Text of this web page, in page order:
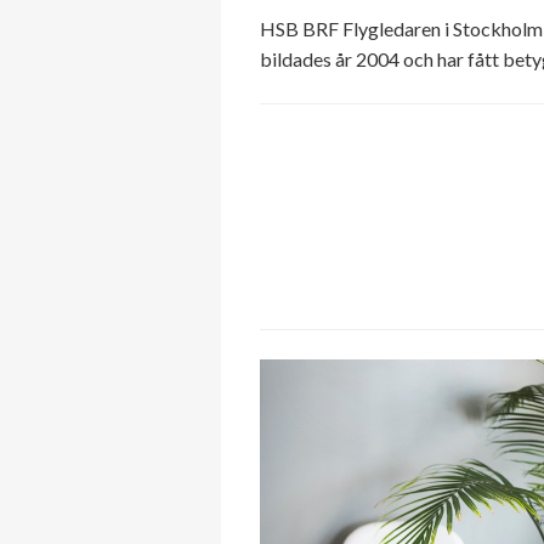
HSB BRF Flygledaren i
bildades år 2004 och har fått